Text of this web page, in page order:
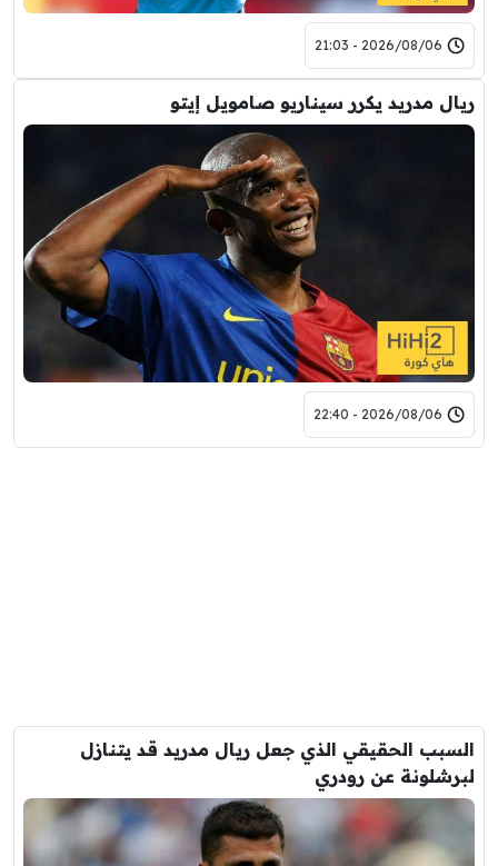
2026/08/06 - 21:03
ريال مدريد يكرر سيناريو صامويل إيتو
2026/08/06 - 22:40
السبب الحقيقي الذي جعل ريال مدريد قد يتنازل
لبرشلونة عن رودري